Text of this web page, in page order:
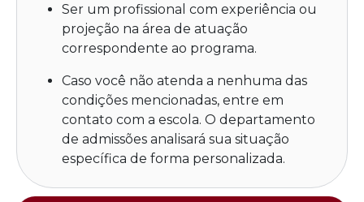
Ser um profissional com experiência ou
projeção na área de atuação
correspondente ao programa.
Caso você não atenda a nenhuma das
condições mencionadas, entre em
contato com a escola. O departamento
de admissões analisará sua situação
específica de forma personalizada.